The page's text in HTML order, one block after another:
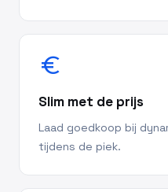
euro
Slim met de prijs
Laad goedkoop bij
tijdens de piek.